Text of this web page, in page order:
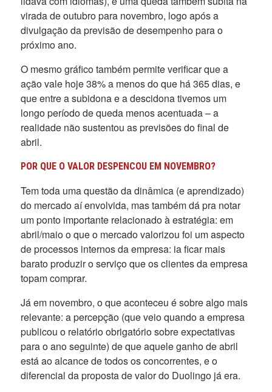
virada de outubro para novembro, logo após a
divulgação da previsão de desempenho para o
próximo ano.
O mesmo gráfico também permite verificar que a
ação vale hoje 38% a menos do que há 365 dias, e
que entre a subidona e a descidona tivemos um
longo período de queda menos acentuada – a
realidade não sustentou as previsões do final de
abril.
POR QUE O VALOR DESPENCOU EM NOVEMBRO?
Tem toda uma questão da dinâmica (e aprendizado)
do mercado aí envolvida, mas também dá pra notar
um ponto importante relacionado à estratégia: em
abril/maio o que o mercado valorizou foi um aspecto
de processos internos da empresa: ia ficar mais
barato produzir o serviço que os clientes da empresa
topam comprar.
Já em novembro, o que aconteceu é sobre algo mais
relevante: a percepção (que veio quando a empresa
publicou o relatório obrigatório sobre expectativas
para o ano seguinte) de que aquele ganho de abril
está ao alcance de todos os concorrentes, e o
diferencial da proposta de valor do Duolingo já era.